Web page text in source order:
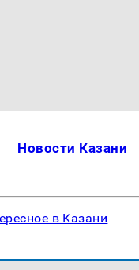
Новости Казани
в Казани